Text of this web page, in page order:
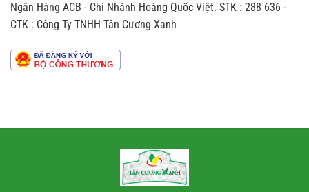
hương
vị
với
trà
sản
Ngân Hàng ACB - Chi Nhánh Hoàng Quốc Việt. STK : 288 636 -
CTK : Công Ty TNHH Tân Cương Xanh